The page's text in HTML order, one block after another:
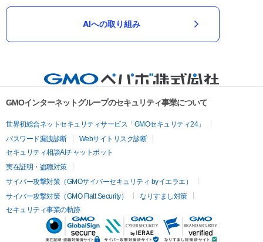
AIへの取り組み
GMOインターネットグループのセキュリティ事業について
世界初総合ネットセキュリティサービス「GMOセキュリティ24」
パスワード漏洩診断
Webサイトリスク診断
セキュリティ相談AIチャットボット
実在証明・盗聴対策
サイバー攻撃対策（GMOサイバーセキュリティ byイエラエ）
サイバー攻撃対策（GMO Flatt Security）
なりすまし対策
セキュリティ事業の軌跡